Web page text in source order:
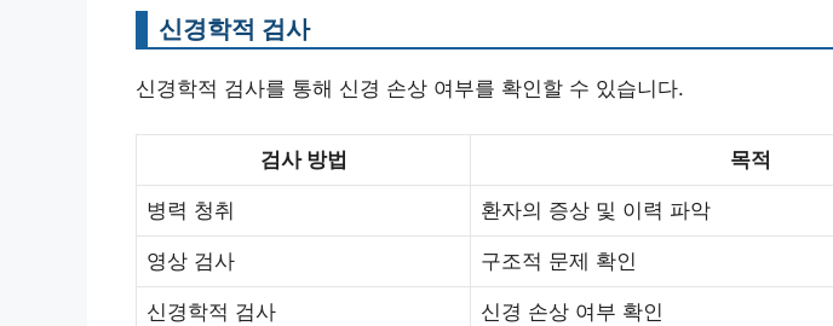
신경학적 검사
신경학적 검사를 통해 신경 손상 여부를 확인할 수 있습니다.
검사 방법 목적
병력 청취 환자의 증상 및 이력 파악
영상 검사 구조적 문제 확인
신경학적 검사 신경 손상 여부 확인